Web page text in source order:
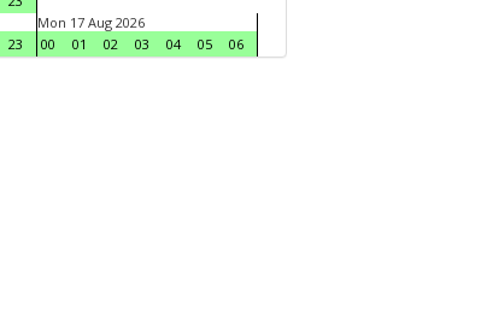
23
Mon 17 Aug 2026
00
01 02 03 04 05 06